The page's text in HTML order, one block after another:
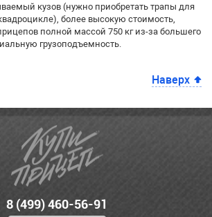
кузов (нужно приобретать трапы для
более высокую стоимость,
полной массой 750 кг из-за большего
грузоподъемность.
Наверх
8 (499) 460-56-91